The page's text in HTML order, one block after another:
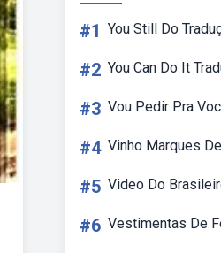
#1 You Still Do
#2 You Can Do It
#3 Vou Pedir Pra
#4 Vinho Marques
#5 Video Do
#6 Vestimentas De